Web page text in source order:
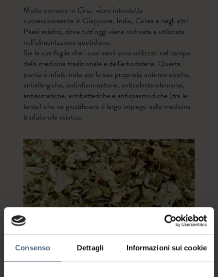
Consenso Dettagli Informazioni sui cookie
Molto comune in Cina, viene introdotta
successivamente in Giappone, India, Corea e negli altri
Paesi asiatici, dove tutt’oggi viene coltivata e utilizzata
nell’alimentazione quotidiana.
Sia le sue foglie che i suoi semi sono utilizzati nel campo
della medicina tradizionale e dell’erboristeria. Questa
pianta è infatti nota per le sue proprietà antimicrobiche,
antiallergiche, antinfiammatorie, anticolesterolemiche,
antiasmatiche, antibatteriche e antispasmodiche (tra le
tante) che ne giustificano il largo impiego nella medicina
tradizionale asiatica.